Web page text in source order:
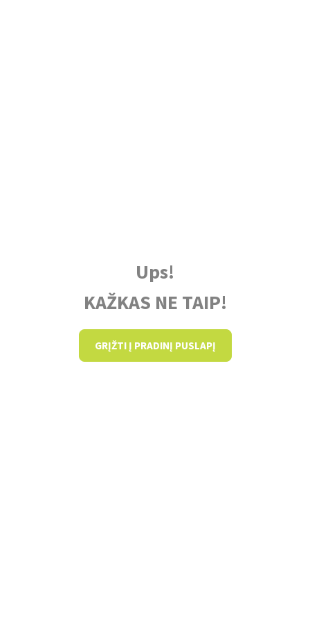
Ups!
KAŽKAS NE TAIP!
GRĮŽTI Į PRADINĮ PUSLAPĮ